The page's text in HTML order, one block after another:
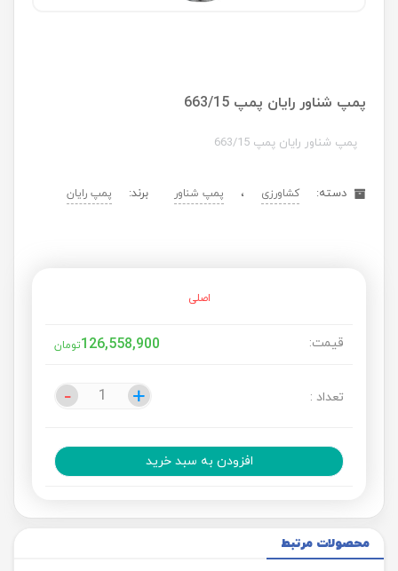
پمپ شناور رایان پمپ 663/15
پمپ شناور رایان پمپ 663/15
دسته: کشاورزی ، پمپ شناور برند: پمپ رایان
اصلی
قیمت: 126,558,900تومان
تعداد : +
- +
-
افزودن به سبد خرید
محصولات مرتبط